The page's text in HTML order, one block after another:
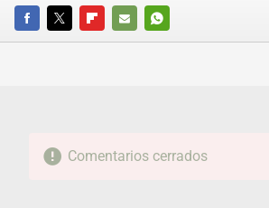
FACEBOOKTWITTERFLIPBOARD
E-
WHATSAPP
Comentarios cerrados